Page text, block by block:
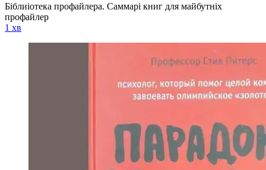
Біблиіотека профайлера. Саммарі книг для майбутніх
профайлер
1 хв